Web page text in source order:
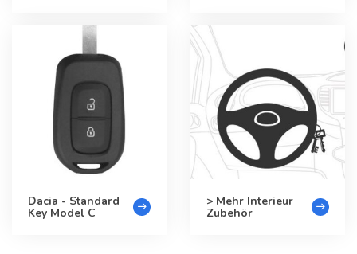
Dacia - Standard
Key Model C
> Mehr Interieur
Zubehör